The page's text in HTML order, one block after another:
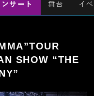
ンサート 舞台 イ
SHOW “THE